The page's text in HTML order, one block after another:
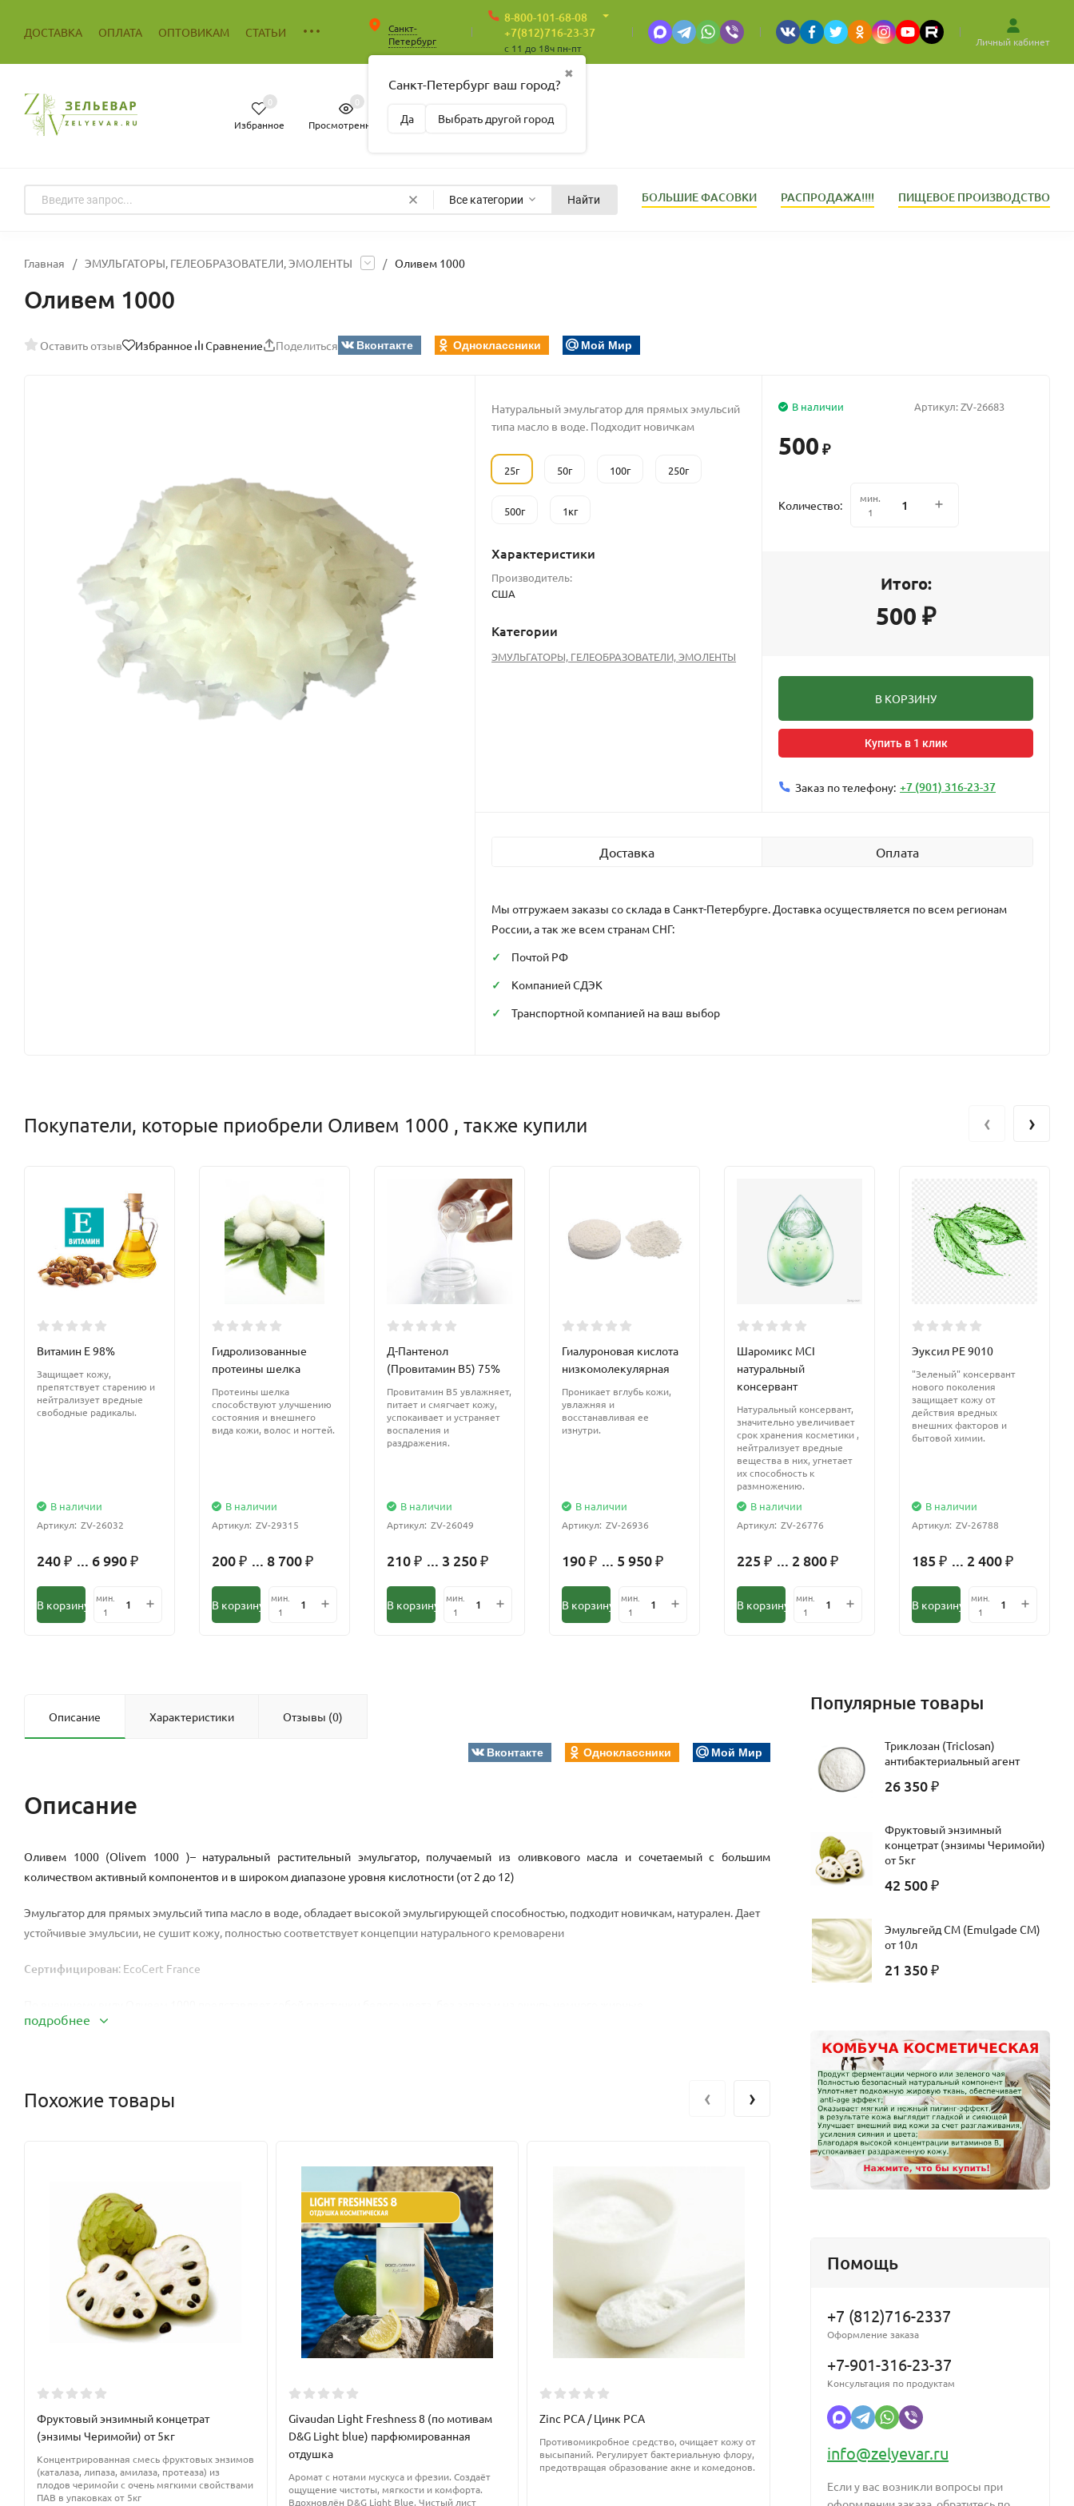
ДОСТАВКА ОПЛАТА ОПТОВИКАМ СТАТЬИ
Санкт-
Петербург
✖
Санкт-Петербург ваш город?
Да Выбрать другой город
8-800-101-68-08
+7(812)716-23-37
c 11 до 18ч пн-пт
Личный кабинет
Избранное
0
Просмотренные
0
Пусто
Все категории Найти БОЛЬШИЕ ФАСОВКИ РАСПРОДАЖА!!!! ПИЩЕВОЕ ПРОИЗВОДСТВО
Главная / ЭМУЛЬГАТОРЫ, ГЕЛЕОБРАЗОВАТЕЛИ, ЭМОЛЕНТЫ / Оливем 1000
Оливем 1000
Оставить отзыв Избранное Сравнение Поделиться Вконтакте Одноклассники Мой Мир
Натуральный эмульгатор для прямых эмульсий
типа масло в воде. Подходит новичкам
25г 50г 100г 250г
500г 1кг
Характеристики
Производитель:
США
Категории
ЭМУЛЬГАТОРЫ, ГЕЛЕОБРАЗОВАТЕЛИ, ЭМОЛЕНТЫ
Артикул:ZV-26683
В наличии
500 ₽
Количество:
мин.
1
Итого:
500 ₽
В КОРЗИНУ
Купить в 1 клик
Заказ по телефону: +7 (901) 316-23-37
Доставка Оплата
Мы отгружаем заказы со склада в Санкт-Петербурге. Доставка осуществляется по всем регионам
России, а так же всем странам СНГ:
Почтой РФ
Компанией СДЭК
Транспортной компанией на ваш выбор
Покупатели, которые приобрели Оливем 1000 , также купили
Витамин Е 98%
Защищает кожу,
препятствует старению и
нейтрализует вредные
свободные радикалы.
В наличии
Артикул: ZV-26032
240 ₽ ... 6 990 ₽
В корзину
мин.
1
Гидролизованные
протеины шелка
Протеины шелка
способствуют улучшению
состояния и внешнего
вида кожи, волос и ногтей.
В наличии
Артикул: ZV-29315
200 ₽ ... 8 700 ₽
В корзину
мин.
1
Д-Пантенол
(Провитамин В5) 75%
Провитамин В5 увлажняет,
питает и смягчает кожу,
успокаивает и устраняет
воспаления и
раздражения.
В наличии
Артикул: ZV-26049
210 ₽ ... 3 250 ₽
В корзину
мин.
1
Гиалуроновая кислота
низкомолекулярная
Проникает вглубь кожи,
увлажняя и
восстанавливая ее
изнутри.
В наличии
Артикул: ZV-26936
190 ₽ ... 5 950 ₽
В корзину
мин.
1
Шаромикс MCI
натуральный
консервант
Натуральный консервант,
значительно увеличивает
срок хранения косметики ,
нейтрализует вредные
вещества в них, угнетает
их способность к
размножению.
В наличии
Артикул: ZV-26776
225 ₽ ... 2 800 ₽
В корзину
мин.
1
Эуксил РЕ 9010
"Зеленый" консервант
нового поколения
защищает кожу от
действия вредных
внешних факторов и
бытовой химии.
В наличии
Артикул: ZV-26788
185 ₽ ... 2 400 ₽
В корзину
мин.
1
‹ ›
Описание Характеристики Отзывы (0)
Вконтакте Одноклассники Мой Мир
Описание
Оливем 1000 (Olivem 1000 )– натуральный растительный эмульгатор, получаемый из оливкового масла и сочетаемый с большим
количеством активный компонентов и в широком диапазоне уровня кислотности (от 2 до 12)
Эмульгатор для прямых эмульсий типа масло в воде, обладает высокой эмульгирующей способностью, подходит новичкам, натурален. Дает
устойчивые эмульсии, не сушит кожу, полностью соответствует концепции натурального кремоварени
Сертифицирован: EcoCert France
Оливем 1000 проникает в глубокие слой эпидермиса и доставляет активные вещества, придает коже мягкость, бархатистость, эластичность и
Размер жирной фазы, которую держит эмульгатор: от 5 до 25% (при норме ввода 4 - 5%)
орядок работы:Нагреть в жирной фазе, соединить с водной, гомогенизировать. Для получения однородной стабильной эмульсии
рекомендуется вымешивать до остывания. Для увеличения стабильности эмульсии, водную фазу рекомендуется загеливать, но можно
использовать и в моноварианте.
подробнее
Похожие товары
Фруктовый энзимный концетрат
(энзимы Черимойи) от 5кг
Концентрированная смесь фруктовых энзимов
(каталаза, липаза, амилаза, протеаза) из
плодов черимойи с очень мягкими свойствами
ПАВ в упаковках от 5кг
Givaudan Light Freshness 8 (по мотивам
D&G Light blue) парфюмированная
отдушка
Аромат с нотами мускуса и фрезии. Создаёт
ощущение чистоты, мягкости и комфорта.
Вдохновлён D&G Light Blue. Чистый лист
Zinc PCA / Цинк PCA
Противомикробное средство, очищает кожу от
высыпаний. Регулирует бактериальную флору,
предотвращая образование акне и комедонов.
CO2 экстракт Прополиса
CO₂ экстракт прополиса - концентрированный
антибактериальным, противовоспалительным
и регенерирующим действием. Используется
‹ ›
Популярные товары
Триклозан (Triclosan)
антибактериальный агент
26 350 ₽
Фруктовый энзимный
концетрат (энзимы Черимойи)
от 5кг
42 500 ₽
Эмульгейд СМ (Emulgade CM)
от 10л
21 350 ₽
Помощь
+7 (812)716-2337
Оформление заказа
+7-901-316-23-37
Консультация по продуктам
info@zelyevar.ru
Если у вас возникли вопросы при